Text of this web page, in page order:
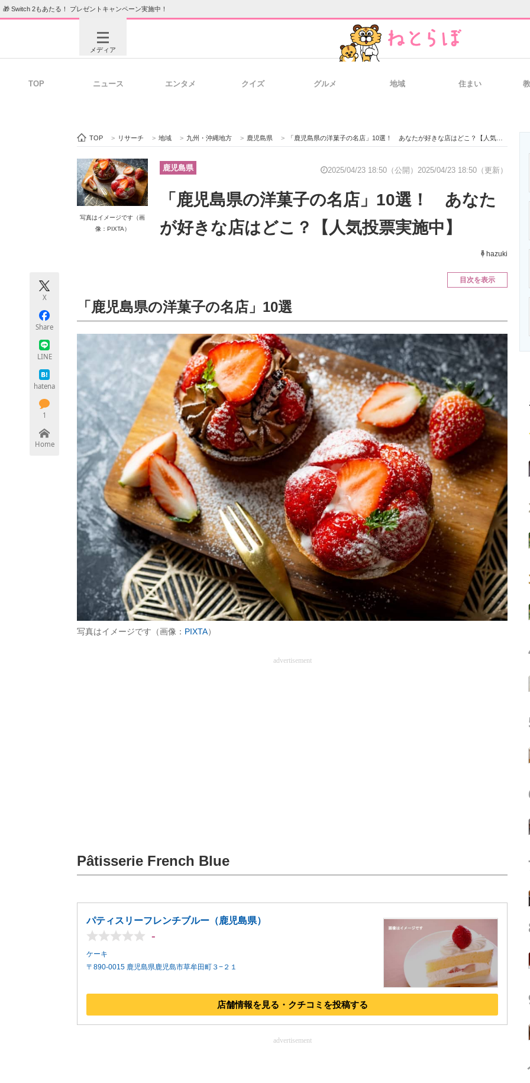
🎁 Switch 2もあたる！ プレゼントキャンペーン実施中！
メディア
ビジネスと働き方のヒント
ITエンジニア向け専門サイト 企業向けIT製品の総合サイト IT製品の技術・比較・事例
エネルギーの
TOP ニュース エンタメ クイズ グルメ 地域 住まい
TOP > リサーチ > 地域 > 九州・沖縄地方 > 鹿児島県 > 「鹿児島県の洋菓子の名店」10選！ あなたが好きな店はどこ？【人気投票実施中】
写真はイメージです（画
像：PIXTA）
鹿児島県 2025/04/23 18:50（公開） 2025/04/23 18:50（更新）
「鹿児島県の洋菓子の名店」10選！ あなた
が好きな店はどこ？【人気投票実施中】
hazuki
X
Share
LINE
hatena
1
Home
目次を表示
「鹿児島県の洋菓子の名店」10選
写真はイメージです（画像： PIXTA）
advertisement
Pâtisserie French Blue
パティスリーフレンチブルー（鹿児島県）
-
ケーキ
〒890-0015 鹿児島県鹿児島市草牟田町３−２１
店舗情報を見る・クチコミを投稿する
advertisement